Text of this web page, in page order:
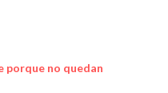
porque no quedan